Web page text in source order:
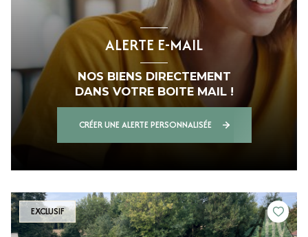
ALERTE E-MAIL
NOS BIENS DIRECTEMENT
DANS VOTRE BOITE MAIL !
CRÉER UNE ALERTE PERSONNALISÉE
EXCLUSIF